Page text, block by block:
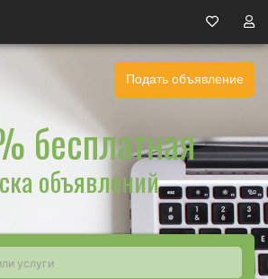
Подать объявление
бесплатная
объявлений